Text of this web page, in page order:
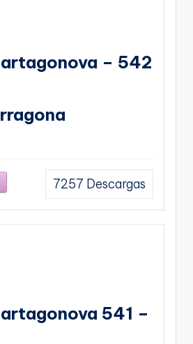
– 542
7257 Descargas
541 –